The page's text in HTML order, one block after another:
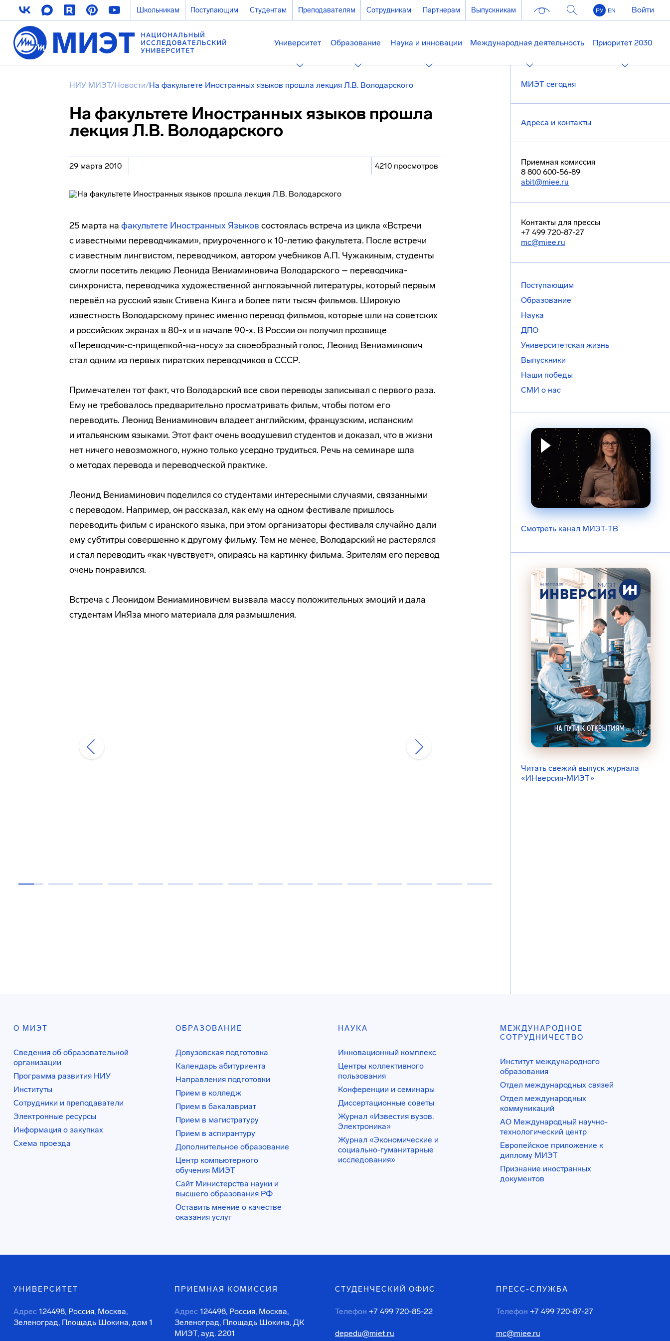
Школьникам Поступающим Студентам Преподавателям Сотрудникам Партнерам Выпускникам РУ EN Войти
Университет Образование Наука и инновации Международная деятельность Приоритет 2030
НИУ МИЭТ/Новости/На факультете Иностранных языков прошла лекция Л.В. Володарского
На факультете Иностранных языков прошла
лекция Л.В. Володарского
29 марта 2010 4210 просмотров
25 марта на факультете Иностранных Языков состоялась встреча из цикла «Встречи
с известными переводчиками», приуроченного к 10-летию факультета. После встречи
с известным лингвистом, переводчиком, автором учебников А.П. Чужакиным, студенты
смогли посетить лекцию Леонида Вениаминовича Володарского – переводчика-
синхрониста, переводчика художественной англоязычной литературы, который первым
перевёл на русский язык Стивена Кинга и более пяти тысяч фильмов. Широкую
известность Володарскому принес именно перевод фильмов, которые шли на советских
и российских экранах в 80-х и в начале 90-х. В России он получил прозвище
«Переводчик-с-прищепкой-на-носу» за своеобразный голос, Леонид Вениаминович
стал одним из первых пиратских переводчиков в СССР.
Примечателен тот факт, что Володарский все свои переводы записывал с первого раза.
Ему не требовалось предварительно просматривать фильм, чтобы потом его
переводить. Леонид Вениаминович владеет английским, французским, испанским
и итальянским языками. Этот факт очень воодушевил студентов и доказал, что в жизни
нет ничего невозможного, нужно только усердно трудиться. Речь на семинаре шла
о методах перевода и переводческой практике.
Леонид Вениаминович поделился со студентами интересными случаями, связанными
с переводом. Например, он рассказал, как ему на одном фестивале пришлось
переводить фильм с иранского языка, при этом организаторы фестиваля случайно дали
ему субтитры совершенно к другому фильму. Тем не менее, Володарский не растерялся
и стал переводить «как чувствует», опираясь на картинку фильма. Зрителям его перевод
очень понравился.
Встреча с Леонидом Вениаминовичем вызвала массу положительных эмоций и дала
студентам ИнЯза много материала для размышления.
МИЭТ сегодня
Адреса и контакты
Приемная комиссия
8 800 600-56-89
abit@miee.ru
Контакты для прессы
+7 499 720-87-27
mc@miee.ru
Поступающим
Образование
Наука
ДПО
Университетская жизнь
Выпускники
Наши победы
СМИ о нас
Смотреть канал МИЭТ-ТВ
Читать свежий выпуск журнала
«ИНверсия-МИЭТ»
О МИЭТ
Сведения об образовательной
организации
Программа развития НИУ
Институты
Сотрудники и преподаватели
Электронные ресурсы
Информация о закупках
Схема проезда
ОБРАЗОВАНИЕ
Довузовская подготовка
Календарь абитуриента
Направления подготовки
Прием в колледж
Прием в бакалавриат
Прием в магистратуру
Прием в аспирантуру
Дополнительное образование
Центр компьютерного
обучения МИЭТ
Сайт Министерства науки и
высшего образования РФ
Оставить мнение о качестве
оказания услуг
НАУКА
Инновационный комплекс
Центры коллективного
пользования
Конференции и семинары
Диссертационные советы
Журнал «Известия вузов.
Электроника»
Журнал «Экономические и
социально-гуманитарные
исследования»
МЕЖДУНАРОДНОЕ
СОТРУДНИЧЕСТВО
Институт международного
образования
Отдел международных связей
Отдел международных
коммуникаций
АО Международный научно-
технологический центр
Европейское приложение к
диплому МИЭТ
Признание иностранных
документов
УНИВЕРСИТЕТ
Адрес 124498, Россия, Москва,
Зеленоград, Площадь Шокина, дом 1
ПРИЕМНАЯ КОМИССИЯ
Адрес 124498, Россия, Москва,
Зеленоград, Площадь Шокина, ДК
МИЭТ, ауд. 2201
СТУДЕНЧЕСКИЙ ОФИС
Телефон +7 499 720-85-22
depedu@miet.ru
ПРЕСС-СЛУЖБА
Телефон +7 499 720-87-27
mc@miee.ru